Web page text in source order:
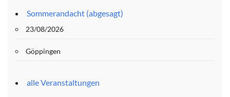
Sommerandacht (abgesagt)
23/08/2026
Göppingen
alle Veranstaltungen